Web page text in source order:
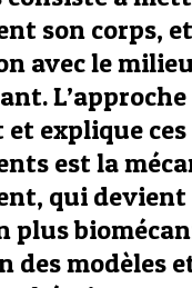
son corps,
avec le milieu
explique ces
est la
qui devient
plus
des modèles